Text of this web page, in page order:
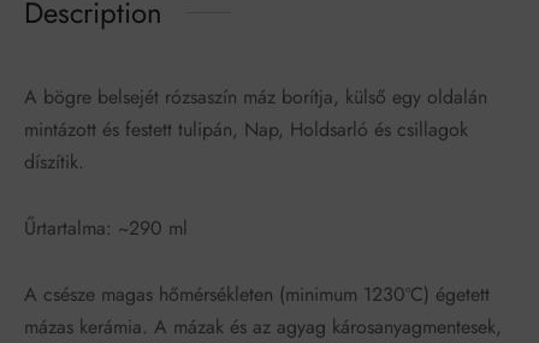
Description
A bögre belsejét rózsaszín máz borítja, külső egy oldalán
mintázott és festett tulipán, Nap, Holdsarló és csillagok
díszítik.
Űrtartalma: ~290 ml
A csésze magas hőmérsékleten (minimum 1230ºC) égetett
mázas kerámia. A mázak és az agyag károsanyagmentesek,